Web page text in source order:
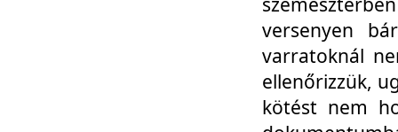
versenyen
varratoknál
ellenőrizzük,
kötést nem